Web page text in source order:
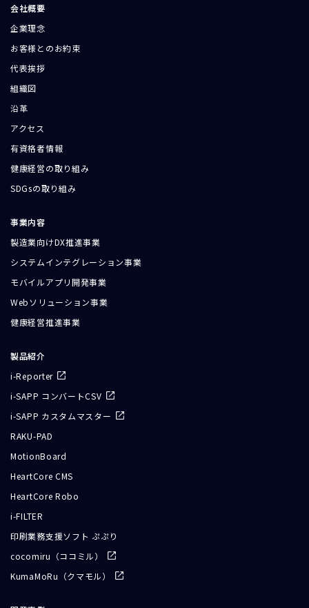
会社概要
企業理念
お客様とのお約束
代表挨拶
組織図
沿革
アクセス
有資格者情報
健康経営の取り組み
SDGsの取り組み
事業内容
製造業向けDX推進事業
システムインテグレーション事業
モバイルアプリ開発事業
Webソリューション事業
健康経営推進事業
製品紹介
i-Reporter
i-SAPP コンバートCSV
i-SAPP カスタムマスター
RAKU-PAD
MotionBoard
HeartCore CMS
HeartCore Robo
i-FILTER
印刷業務支援ソフト ぷぷり
cocomiru（ココミル）
KumaMoRu（クマモル）